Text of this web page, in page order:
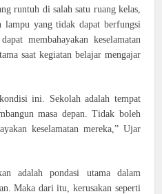
runtuh di salah satu ruang kelas,
lampu yang tidak dapat berfungsi
membahayakan keselamatan
saat kegiatan belajar mengajar
ini. Sekolah adalah tempat
masa depan. Tidak boleh
keselamatan mereka,” Ujar
adalah pondasi utama dalam
Maka dari itu, kerusakan seperti